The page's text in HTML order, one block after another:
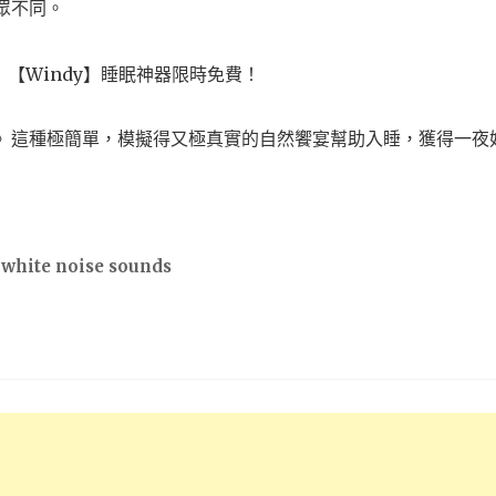
不同。
種極簡單，模擬得又極真實的自然饗宴幫助入睡，獲得一夜
noise sounds